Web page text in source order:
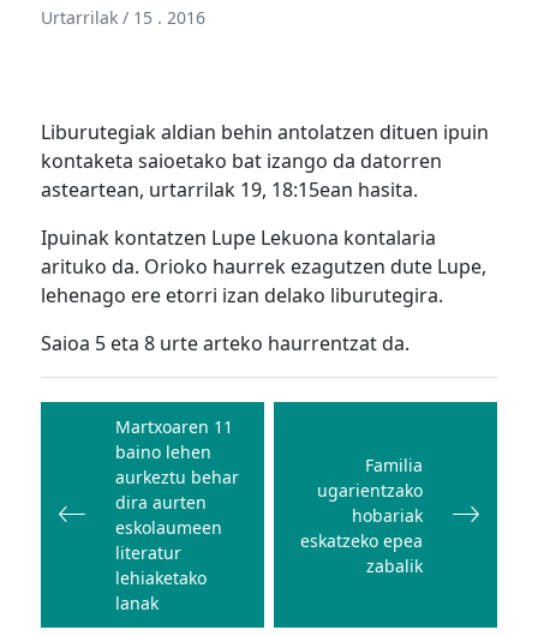
Urtarrilak / 15 . 2016
Liburutegiak aldian behin antolatzen dituen ipuin
kontaketa saioetako bat izango da datorren
asteartean, urtarrilak 19, 18:15ean hasita.
Ipuinak kontatzen Lupe Lekuona kontalaria
arituko da. Orioko haurrek ezagutzen dute Lupe,
lehenago ere etorri izan delako liburutegira.
Saioa 5 eta 8 urte arteko haurrentzat da.
Bidalketetan
zehar
nabigatu
Martxoaren 11
baino lehen
aurkeztu behar
dira aurten
eskolaumeen
literatur
lehiaketako
lanak
Familia
ugarientzako
hobariak
eskatzeko epea
zabalik